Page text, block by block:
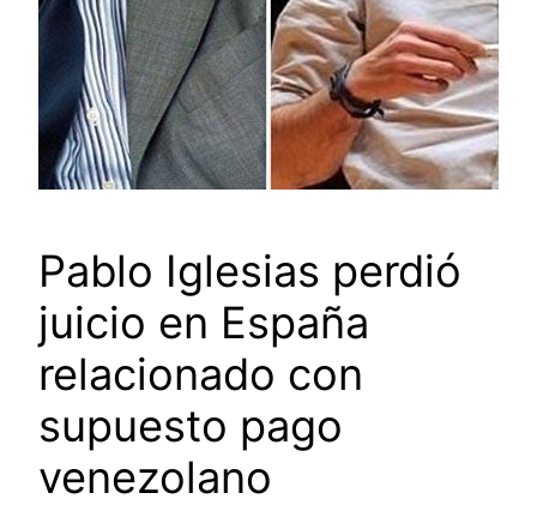
Pablo Iglesias perdió
juicio en España
relacionado con
supuesto pago
venezolano